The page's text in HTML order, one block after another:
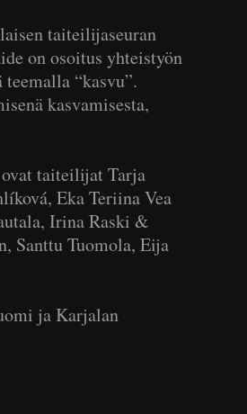
taiteilijaseuran
on osoitus yhteistyön
“kasvu”.
kasvamisesta,
ovat taiteilijat Tarja
Eka Teriina Vea
Irina Raski &
Santtu Tuomola, Eija
ja Karjalan